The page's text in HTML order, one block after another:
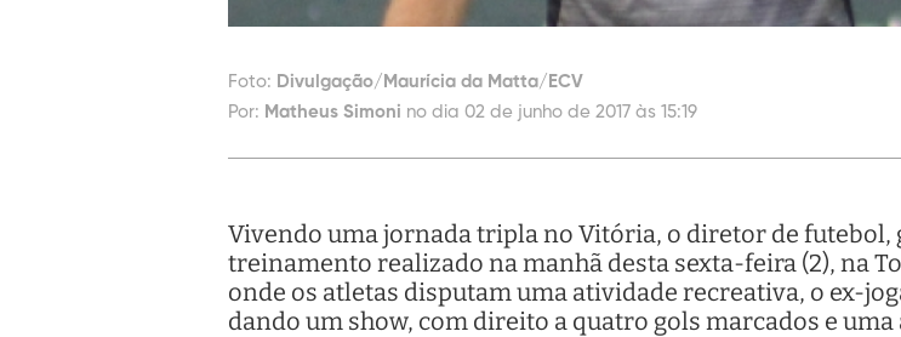
Foto: Divulgação/Maurícia da Matta/ECV
Por: Matheus Simoni no dia 02 de junho de 2017 às 15:19
Vivendo uma jornada tripla no Vitória, o diretor de
treinamento realizado na manhã desta sexta-feira (2), na
onde os atletas disputam uma atividade recreativa, o ex-
dando um show, com direito a quatro gols marcados e uma